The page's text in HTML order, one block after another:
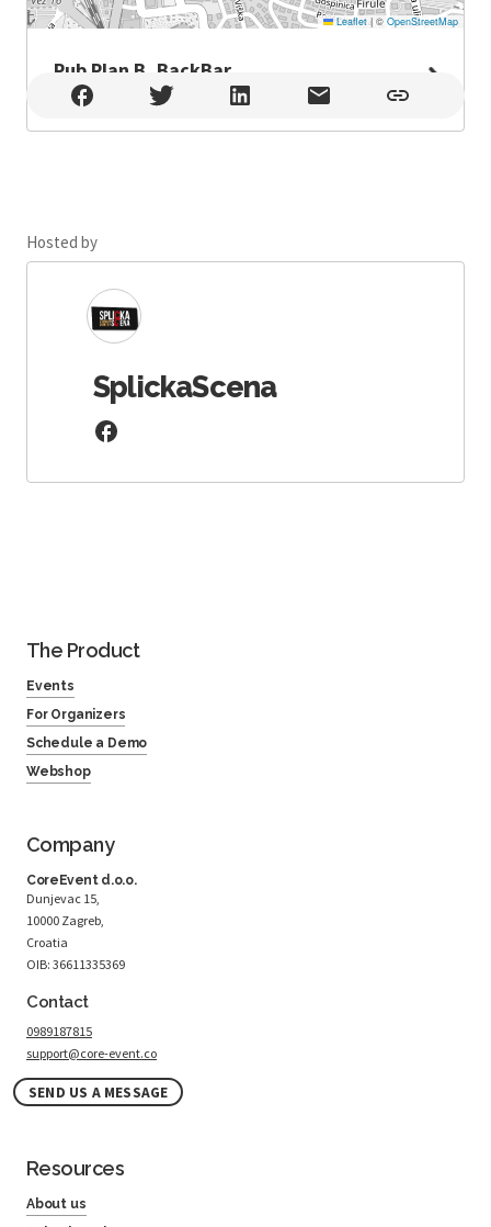
Leaflet |© OpenStreetMap
Pub Plan B, BackBar
Pub Plan B, BackBar , Split
Hosted by
SplickaScena
The Product
Events
For Organizers
Schedule a Demo
Webshop
Company
CoreEvent d.o.o.
Dunjevac 15,
10000 Zagreb,
Croatia
OIB: 36611335369
Contact
0989187815
support@core-event.co
SEND US A MESSAGE
Resources
About us